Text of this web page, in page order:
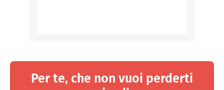
Per te, che non vuoi perderti